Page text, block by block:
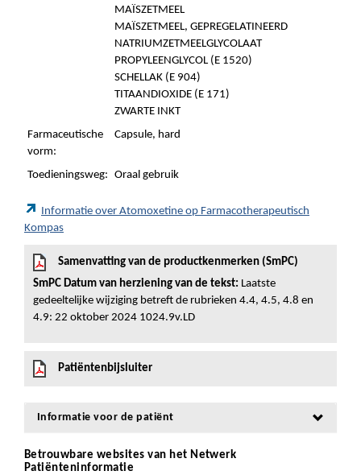
MAÏSZETMEEL
MAÏSZETMEEL, GEPREGELATINEERD
NATRIUMZETMEELGLYCOLAAT
PROPYLEENGLYCOL (E 1520)
SCHELLAK (E 904)
TITAANDIOXIDE (E 171)
ZWARTE INKT
Farmaceutische
vorm:
Capsule, hard
Toedieningsweg: Oraal gebruik
Informatie over Atomoxetine op Farmacotherapeutisch
Kompas
Samenvatting van de productkenmerken (SmPC)
SmPC Datum van herziening van de tekst: Laatste
gedeeltelijke wijziging betreft de rubrieken 4.4, 4.5, 4.8 en
4.9: 22 oktober 2024 1024.9v.LD
Patiëntenbijsluiter
Informatie voor de patiënt
Betrouwbare websites van het Netwerk
Patiënteninformatie